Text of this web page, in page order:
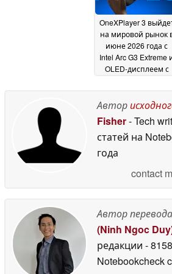
оперативной
памяти до 64 ГБ,
опциональной
системой
жидкостного
охлаждения и
производительностью
OneXPlayer 3
на мировой рынок
июне 2026 года с
Intel Arc G3 Extreme
OLED-дисплеем с
Автор
Fisher- Tech
статей на
года
contact
Автор
(Ninh Ngoc
редакции -
Notebookcheck